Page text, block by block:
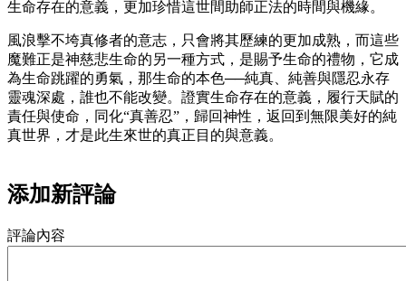
生命存在的意義，更加珍惜這世間助師正法的時間與機緣。
風浪擊不垮真修者的意志，只會將其歷練的更加成熟，而這些
魔難正是神慈悲生命的另一種方式，是賜予生命的禮物，它成
為生命跳躍的勇氣，那生命的本色──純真、純善與隱忍永存
靈魂深處，誰也不能改變。證實生命存在的意義，履行天賦的
責任與使命，同化“真善忍”，歸回神性，返回到無限美好的純
真世界，才是此生來世的真正目的與意義。
添加新評論
評論內容